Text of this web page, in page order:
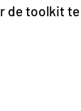
toolkit